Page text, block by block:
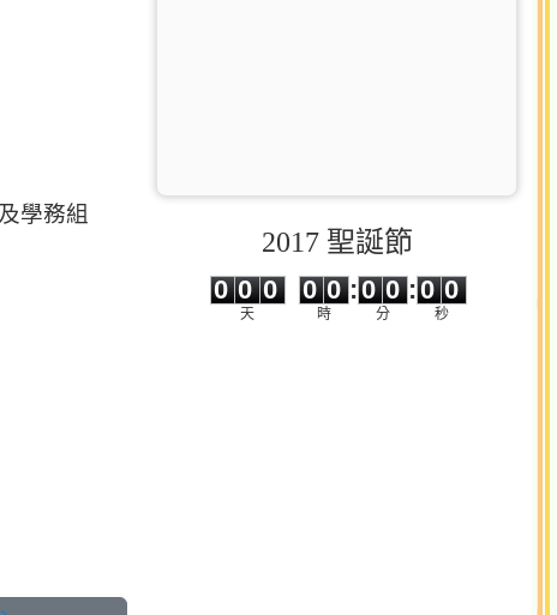
學務組
2017 聖誕節
0 0
0
0
天
0
0
0
0
時
:
0
0
0
0
分
:0 0
秒